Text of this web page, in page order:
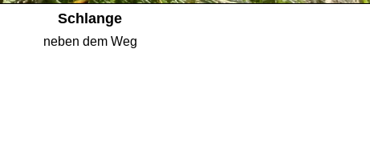
Schlange
neben dem Weg